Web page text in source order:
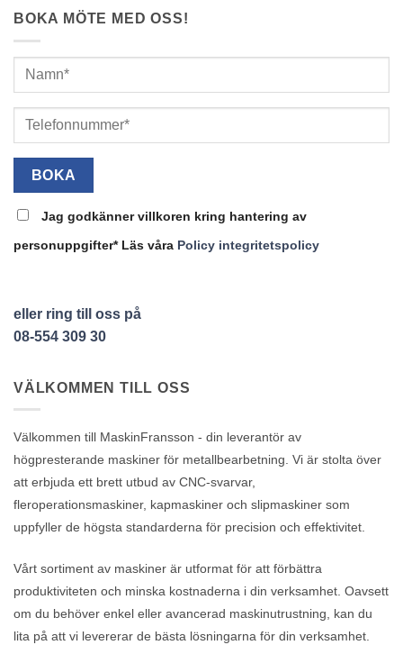
BOKA MÖTE MED OSS!
Jag godkänner villkoren kring hantering av
personuppgifter* Läs våra Policy integritetspolicy
eller ring till oss på
08-554 309 30
VÄLKOMMEN TILL OSS
Välkommen till MaskinFransson - din leverantör av
högpresterande maskiner för metallbearbetning. Vi är stolta över
att erbjuda ett brett utbud av CNC-svarvar,
fleroperationsmaskiner, kapmaskiner och slipmaskiner som
uppfyller de högsta standarderna för precision och effektivitet.
Vårt sortiment av maskiner är utformat för att förbättra
produktiviteten och minska kostnaderna i din verksamhet. Oavsett
om du behöver enkel eller avancerad maskinutrustning, kan du
lita på att vi levererar de bästa lösningarna för din verksamhet.